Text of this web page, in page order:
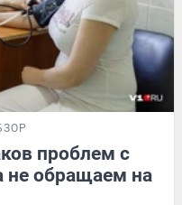
проблем с
не обращаем на